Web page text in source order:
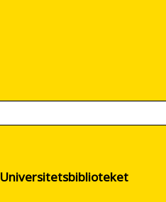
Universitetsbiblioteket